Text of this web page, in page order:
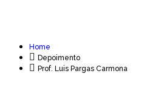
Home
Depoimento
Prof. Luis Pargas Carmona